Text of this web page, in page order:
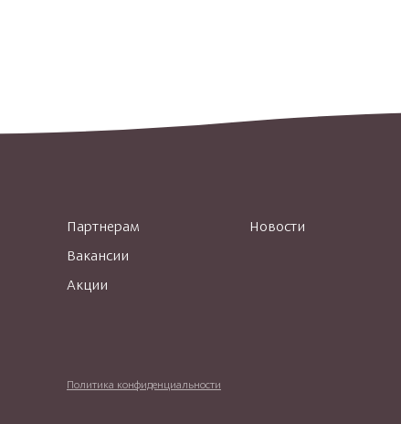
Партнерам
Вакансии
Акции
Новости
Политика конфиденциальности